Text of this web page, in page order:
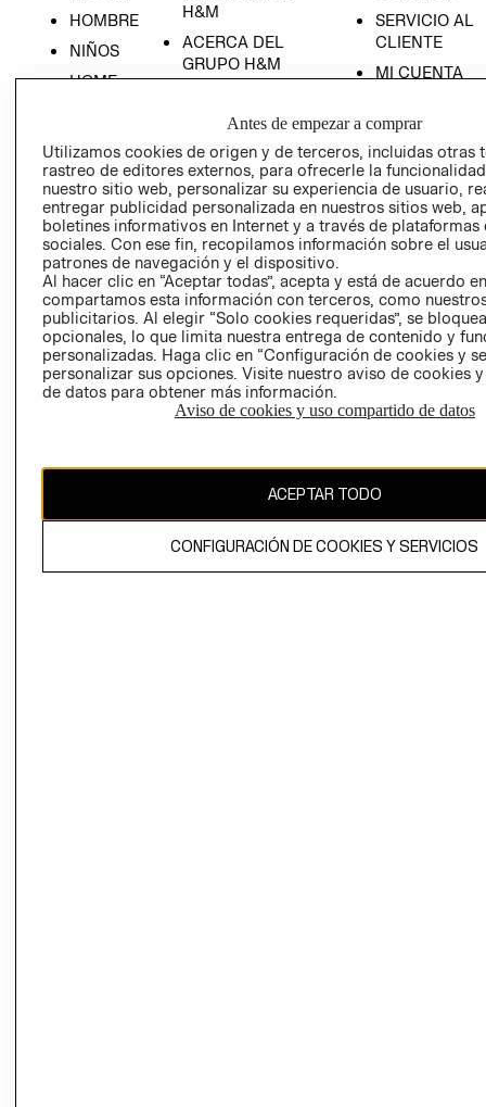
HOMBRE
NIÑOS
HOME
H&M
ACERCA DEL
GRUPO H&M
SOCIAL
PRENSA
RELACIÓN CON
INVERSIONISTAS
POLÍTICA
EMPRESARIAL
SERVICIO AL
CLIENTE
MI CUENTA
TIENDAS
- RETIRO EN
TIENDA
TÉRMINOS Y
CONDICIONES
AVISO DE
PRIVACIDAD
GIFT CARD
AVISO DE
COOKIES
CAMBIAR REGIÓN
Antes de empezar a comprar
Utilizamos cookies de origen y de terceros, incluidas otras
rastreo de editores externos, para ofrecerle la
nuestro sitio web, personalizar su experiencia de usuario,
entregar publicidad personalizada en nuestros sitios web,
boletines informativos en Internet y a través de plataformas
sociales. Con ese fin, recopilamos información sobre el
patrones de navegación y el dispositivo.
Al hacer clic en “Aceptar todas”, acepta y está de acuerdo
compartamos esta información con terceros, como
publicitarios. Al elegir “Solo cookies requeridas”, se
opcionales, lo que limita nuestra entrega de contenido y
personalizadas. Haga clic en “Configuración de cookies y
personalizar sus opciones. Visite nuestro aviso de cookies
de datos para obtener más información.
Aviso de cookies y uso compartido de datos
ACEPTAR TODO
CONFIGURACIÓN DE COOKIES Y SERVICIOS